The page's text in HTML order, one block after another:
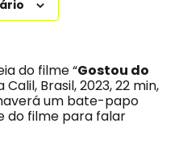
do filme “Gostou do
Calil, Brasil, 2023, 22 min,
um bate-papo
do filme para falar